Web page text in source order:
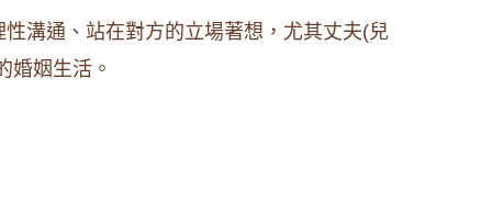
溝通、站在對方的立場著想，尤其丈夫(兒
婚姻生活。